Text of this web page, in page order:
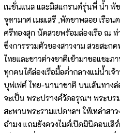
เนชั่นแนล และมิสแกรนด์รุ่นพี่ น้ำ พั
จุฑามาศ เมฆเสรี ,พัดชาพลอย เรือ
ศรีทองสุก นัดสวยพร้อมล่องเรือ ณ ท่
ซึ่งการรวมตัวของสาวงาม สวยสะก
ไทยและชาวต่างชาติเข้ามาขอแชะ
ทุกคนได้ล่องเรือมื้อค่ำกลางแม่น้ำเ
บุฟเฟต์ ไทย-นานาชาติ บนเส้นทาง
จะเป็น พระปรางค์วัดอรุณฯ พระบร
สะพานพระรามแปดฯลฯ ให้เหล่าสา
ฉ่ำมง แถมยังควงไมค์เปิดมินิคอนเ